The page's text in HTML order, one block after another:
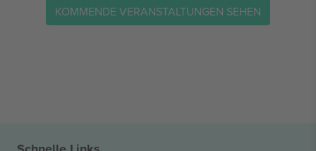
KOMMENDE VERANSTALTUNGEN SEHEN